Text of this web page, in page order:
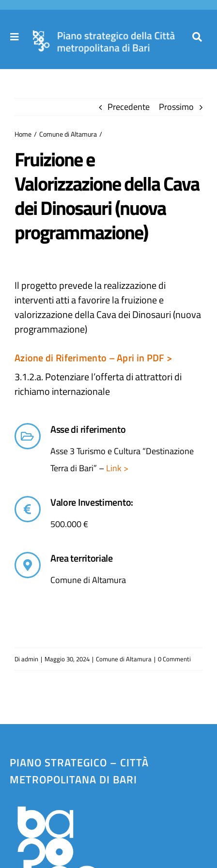
Salta
contenuto
Toggle
Partecipa
Comuni
Atti e Docunenti
Progetti
Precedente Prossimo
Home Comune di Altamura
Fruizione e
Valorizzazione della Cava
dei Dinosauri (nuova
programmazione)
Il progetto prevede la realizzazione di
interventi atti a favorire la fruizione e
valorizzazione della Cava dei Dinosauri (nuova
programmazione)
Azione di Riferimento – Apri in PDF >
3.1.2.a. Potenziare l’offerta di attrattori di
richiamo internazionale
Asse di riferimento
Asse 3 Turismo e Cultura “Destinazione
Terra di Bari” –Link >
Valore Investimento:
500.000 €
Area territoriale
Comune di Altamura
Di admin | Maggio 30, 2024 | Comune di Altamura | 0 Commenti
PIANO STRATEGICO – CITTÀ
METROPOLITANA DI BARI